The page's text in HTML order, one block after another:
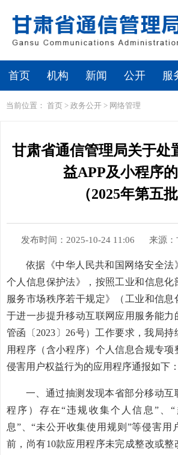
首页 机构 新闻 公开 服
当前位置： 首页 > 政务公开 > 网络管理
甘肃省通信管理局关于处
益APP及小程序
（2025年第五批
发布时间：2025-10-24 11:06 来源
依据《中华人民共和国网络安全法
个人信息保护法》，按照工业和信息化
服务市场秩序若干规定》（工业和信息
于进一步提升移动互联网应用服务能力
管函〔2023〕26号）工作要求，我局
用程序（含小程序）个人信息合规专项
侵害用户权益行为的应用程序通报如下：
一、通过抽测发现本省部分移动互
程序）存在“违规收集个人信息”、
息”、“未公开收集使用规则”等侵害用
前，尚有10款应用程序未完成整改或整